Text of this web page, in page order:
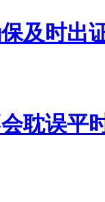
及时出
耽误平